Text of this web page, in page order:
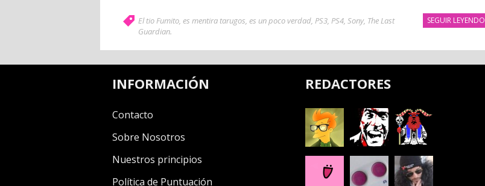
SEGUIR LEYENDO
El tio Fumito, es mentira tarugos, es un poco verdad, PS3, PS4, Sony, The Last
Guardian.
INFORMACIÓN
Contacto
Sobre Nosotros
Nuestros principios
Política de Puntuación
REDACTORES